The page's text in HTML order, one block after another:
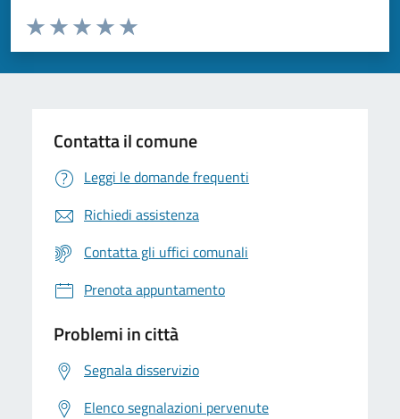
Valuta da 1 a 5 stelle la pagina
Valuta 5 stelle su 5
Valuta 4 stelle su 5
Valuta 3 stelle su 5
Valuta 2 stelle su 5
Valuta 1 stelle su 5
Contatta il comune
Leggi le domande frequenti
Richiedi assistenza
Contatta gli uffici comunali
Prenota appuntamento
Problemi in città
Segnala disservizio
Elenco segnalazioni pervenute